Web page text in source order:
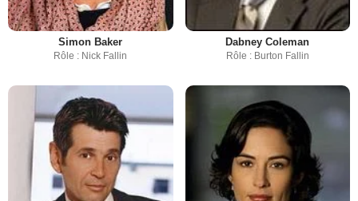
Simon Baker
Rôle : Nick Fallin
Dabney Coleman
Rôle : Burton Fallin